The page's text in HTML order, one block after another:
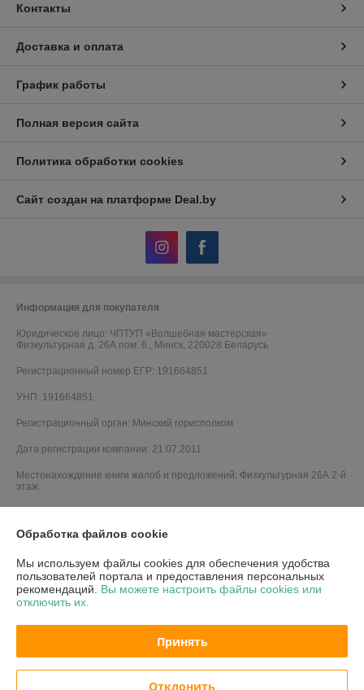
Контакты
Доставка и оплата
График работы
Полная версия сайта
Политика обработки cookies
Сайт создан на платформе Deal.by
Информация для покупателя
Юридическое лицо: ЧПТУП «Волшебная мастерская»
Физкультурная д. 26А пом. 6., Минск, 220028 Беларусь
Регистрационный номер ЕГР: 191664851
УНП: 191664851
Регистрационный орган: Минский горисполком
Дата регистрации компании: 21.07.2011
Местонахождение книги жалоб и предложений: Физкультурная 26А 2-й
этаж.
Обработка файлов cookie
Мы используем файлы cookies для обеспечения удобства
пользователей портала и предоставления персональных
рекомендаций. Вы можете настроить файлы cookies или
отключить их.
Принять
Отклонить